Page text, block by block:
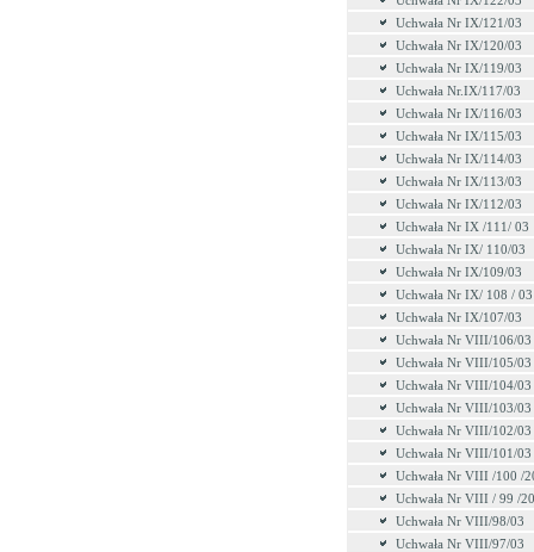
Uchwała Nr IX/121/03
Uchwała Nr IX/120/03
Uchwała Nr IX/119/03
Uchwała Nr.IX/117/03
Uchwała Nr IX/116/03
Uchwała Nr IX/115/03
Uchwała Nr IX/114/03
Uchwała Nr IX/113/03
Uchwała Nr IX/112/03
Uchwała Nr IX /111/ 03
Uchwała Nr IX/ 110/03
Uchwała Nr IX/109/03
Uchwała Nr IX/ 108 / 03
Uchwała Nr IX/107/03
Uchwała Nr VIII/106/03
Uchwała Nr VIII/105/03
Uchwała Nr VIII/104/03
Uchwała Nr VIII/103/03
Uchwała Nr VIII/102/03
Uchwała Nr VIII/101/03
Uchwała Nr VIII /100 /
Uchwała Nr VIII / 99 /
Uchwała Nr VIII/98/03
Uchwała Nr VIII/97/03